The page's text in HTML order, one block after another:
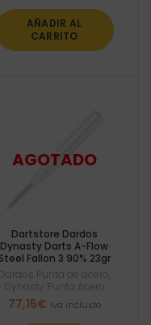
era:
96,05€.
72,04€.
AÑADIR AL
CARRITO
Dartstore Dardos
Dynasty Darts A-Flow
Steel Fallon 3 90% 23gr
Dardos Punta de acero
Dynasty Punta Acero
77,15€ Iva incluido